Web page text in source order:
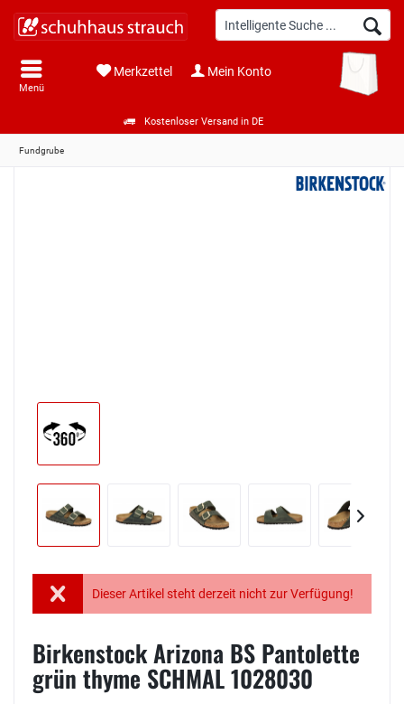
Kostenloser Versand in DE
Menü
Merkzettel Mein Konto
Fundgrube
Dieser Artikel steht derzeit nicht zur Verfügung!
Birkenstock Arizona BS Pantolette
grün thyme SCHMAL 1028030